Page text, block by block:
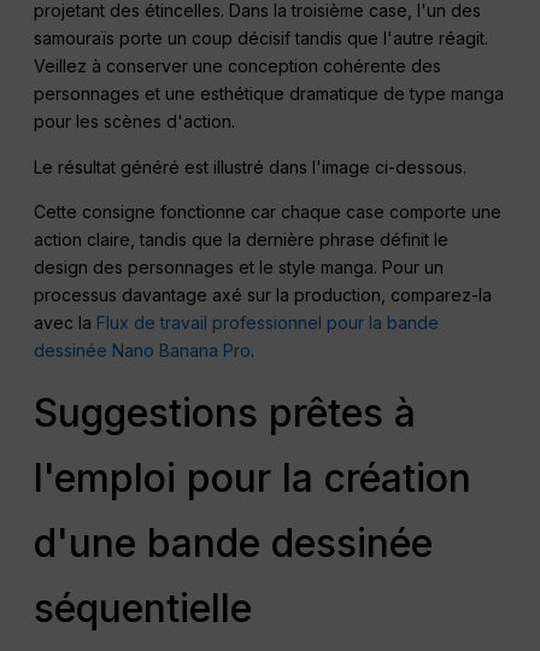
projetant des étincelles. Dans la troisième case, l'un des
samouraïs porte un coup décisif tandis que l'autre réagit.
Veillez à conserver une conception cohérente des
personnages et une esthétique dramatique de type manga
pour les scènes d'action.
Le résultat généré est illustré dans l'image ci-dessous.
Cette consigne fonctionne car chaque case comporte une
action claire, tandis que la dernière phrase définit le
design des personnages et le style manga. Pour un
processus davantage axé sur la production, comparez-la
avec la Flux de travail professionnel pour la bande
dessinée Nano Banana Pro.
Suggestions prêtes à
l'emploi pour la création
d'une bande dessinée
séquentielle